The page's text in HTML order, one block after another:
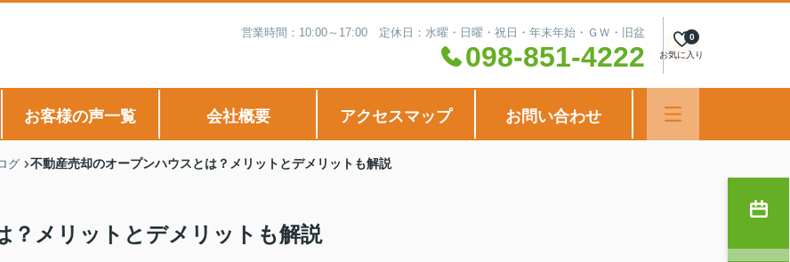
営業時間：10:00～17:00 定休日：水曜・日曜・祝日・年末年始・ＧＷ・旧盆
098-851-4222 お気に入り
0
お客様の声一覧 会社概要 アクセスマップ お問い合わせ
グ 不動産売却のオープンハウスとは？メリットとデメリットも解説
？メリットとデメリットも解説